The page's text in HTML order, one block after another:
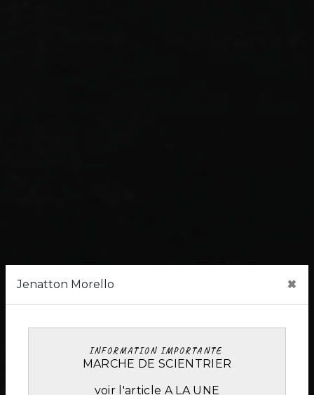
Jenatton Morello ×
INFORMATION IMPORTANTE
MARCHE DE SCIENTRIER
voir l'article A LA UNE